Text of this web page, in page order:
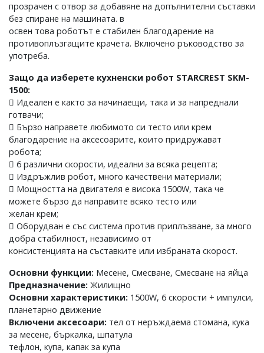
прозрачен с отвор за добавяне на допълнителни съставки
без спиране на машината. в
освен това роботът е стабилен благодарение на
противоплъзгащите крачета. Включено ръководство за
употреба.
Защо да изберете кухненски робот STARCREST SKM-
1500:
 Идеален е както за начинаещи, така и за напреднали
готвачи;
 Бързо направете любимото си тесто или крем
благодарение на аксесоарите, които придружават
робота;
 6 различни скорости, идеални за всяка рецепта;
 Издръжлив робот, много качествени материали;
 Мощността на двигателя е висока 1500W, така че
можете бързо да направите всяко тесто или
желан крем;
 Оборудван е със система против приплъзване, за много
добра стабилност, независимо от
консистенцията на съставките или избраната скорост.
Основни функции: Месене, Смесване, Смесване на яйца
Предназначение: Жилищно
Основни характеристики: 1500W, 6 скорости + импулси,
планетарно движение
Включени аксесоари: тел от неръждаема стомана, кука
за месене, бъркалка, шпатула
тефлон, купа, капак за купа